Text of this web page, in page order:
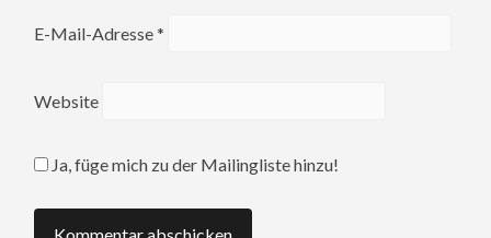
E-Mail-Adresse*
Website
Ja, füge mich zu der Mailingliste hinzu!